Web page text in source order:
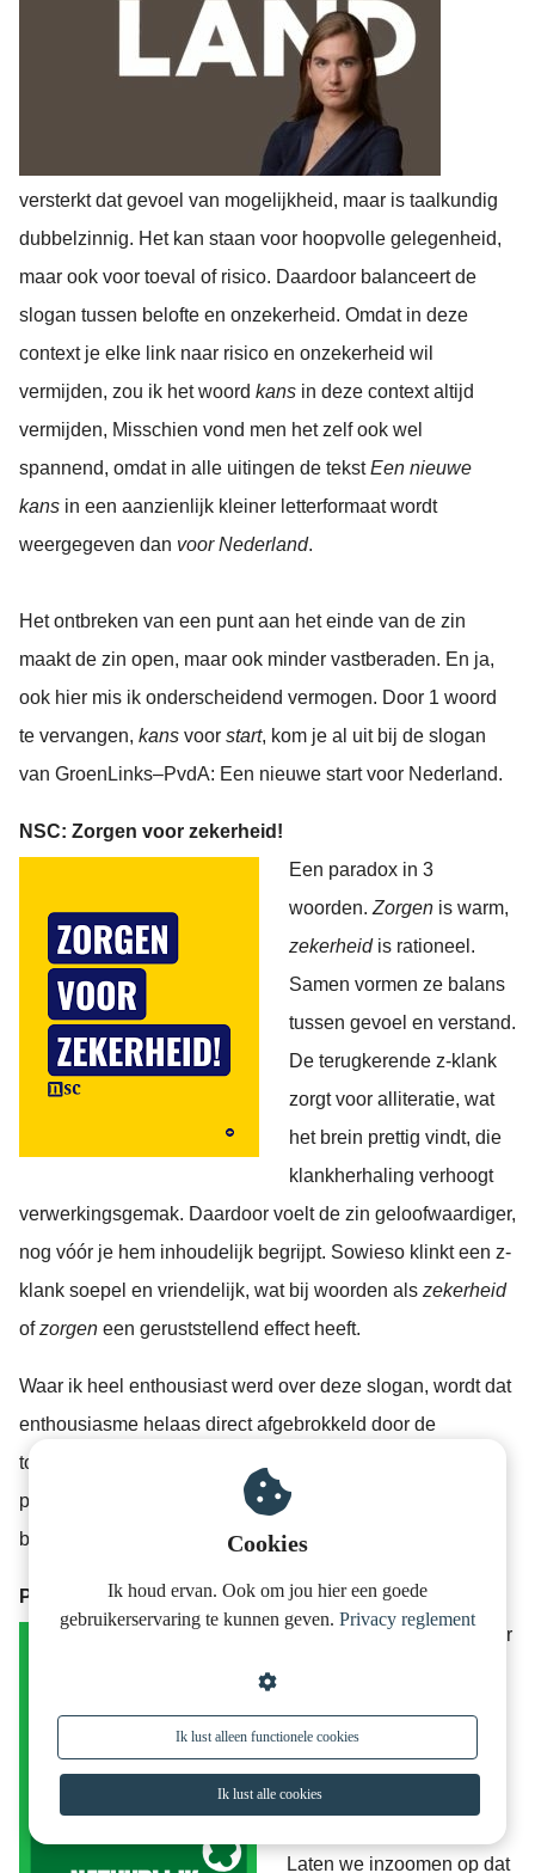
versterkt dat gevoel van mogelijkheid, maar is taalkundig
dubbelzinnig. Het kan staan voor hoopvolle gelegenheid,
maar ook voor toeval of risico. Daardoor balanceert de
slogan tussen belofte en onzekerheid. Omdat in deze
context je elke link naar risico en onzekerheid wil
vermijden, zou ik het woord kans in deze context altijd
vermijden, Misschien vond men het zelf ook wel
spannend, omdat in alle uitingen de tekstEen nieuwe
kans in een aanzienlijk kleiner letterformaat wordt
weergegeven dan voor Nederland.
Het ontbreken van een punt aan het einde van de zin
maakt de zin open, maar ook minder vastberaden. En ja,
ook hier mis ik onderscheidend vermogen. Door 1 woord
te vervangen, kans voor start, kom je al uit bij de slogan
van GroenLinks–PvdA: Een nieuwe start voor Nederland.
NSC: Zorgen voor zekerheid!
Een paradox in 3
woorden. Zorgen is warm,
zekerheidis rationeel.
Samen vormen ze balans
tussen gevoel en verstand.
De terugkerende z-klank
zorgt voor alliteratie, wat
het brein prettig vindt, die
klankherhaling verhoogt
verwerkingsgemak. Daardoor voelt de zin geloofwaardiger,
nog vóór je hem inhoudelijk begrijpt. Sowieso klinkt een z-
klank soepel en vriendelijk, wat bij woorden als zekerheid
ofzorgen een geruststellend effect heeft.
Waar ik heel enthousiast werd over deze slogan, wordt dat
enthousiasme helaas direct afgebrokkeld door de
toevoeging van dat door mij gehekelde uitroepteken. In
plaats van dat het de boodschap kracht zou moeten
bijzetten, vind ik het een zwaktebod.
Partij voor de Dieren: Natuurlijk,
Net als SP kiest Partij voor
En sluit dat direct af met
haar punt.
Laten we inzoomen op dat
Cookies
Ik houd ervan. Ook om jou hier een goede
gebruikerservaring te kunnen geven. Privacy reglement
Ik lust alleen functionele cookies
Ik lust alle cookies